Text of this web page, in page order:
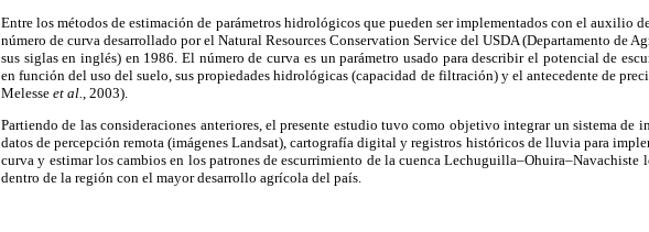
Entre los métodos de estimación de parámetros hidrológicos que pueden ser implementados con el auxilio
número de curva desarrollado por el Natural Resources Conservation Service del USDA (Departamento de
sus siglas en inglés) en 1986. El número de curva es un parámetro usado para describir el potencial de
en función del uso del suelo, sus propiedades hidrológicas (capacidad de filtración) y el antecedente de
Melesse et al. , 2003).
Partiendo de las consideraciones anteriores, el presente estudio tuvo como objetivo integrar un sistema de
datos de percepción remota (imágenes Landsat), cartografía digital y registros históricos de lluvia para
curva y estimar los cambios en los patrones de escurrimiento de la cuenca Lechuguilla–Ohuira–Navachiste
dentro de la región con el mayor desarrollo agrícola del país.